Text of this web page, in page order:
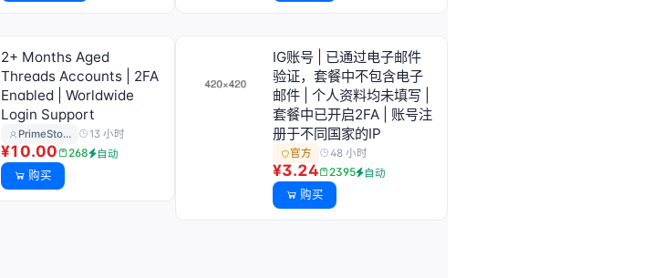
2+ Months Aged
Threads Accounts | 2FA
Enabled | Worldwide
Login Support
PrimeSto… 13 小时
¥10.00 268 自动
购买
IG账号 | 已通过电子邮件
验证，套餐中不包含电子
邮件 | 个人资料均未填写 |
套餐中已开启2FA | 账号注
册于不同国家的IP
官方 48 小时
¥3.24 2395 自动
购买